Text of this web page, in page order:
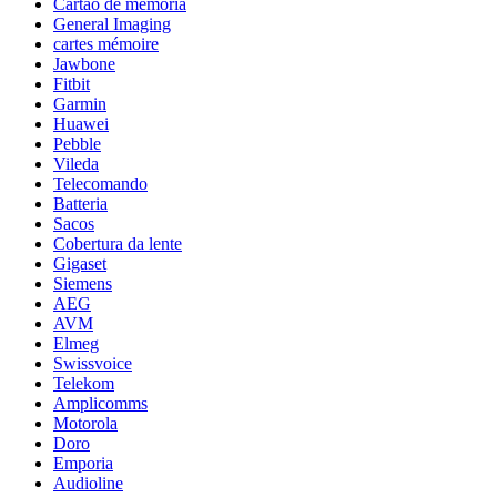
Cartão de memória
General Imaging
cartes mémoire
Jawbone
Fitbit
Garmin
Huawei
Pebble
Vileda
Telecomando
Batteria
Sacos
Cobertura da lente
Gigaset
Siemens
AEG
AVM
Elmeg
Swissvoice
Telekom
Amplicomms
Motorola
Doro
Emporia
Audioline